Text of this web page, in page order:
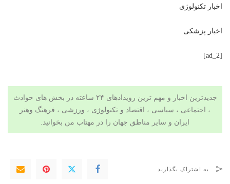
اخبار تکنولوژی
اخبار پزشکی
[ad_2]
جدیدترین اخبار و مهم ترین رویدادهای ۲۴ ساعته در بخش های حوادث
، اجتماعی ، سیاسی ، اقتصاد و تکنولوژی ، ورزشی ، فرهنگ وهنر
ایران و سایر مناطق جهان را در مهتاب من بخوانید.
به اشتراک بگذارید